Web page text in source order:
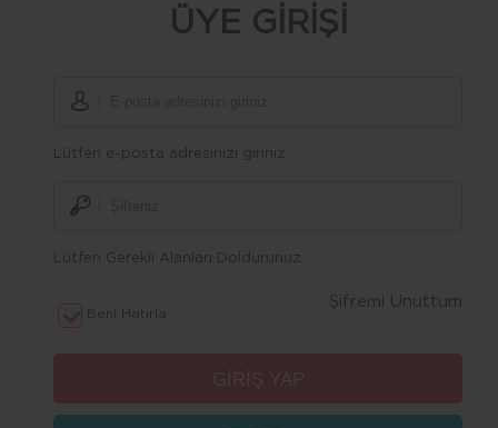
ÜYE GİRİŞİ
Lütfen e-posta adresinizi giriniz
Lütfen Gerekli Alanları Doldurunuz.
Beni Hatırla
Şifremi Unuttum